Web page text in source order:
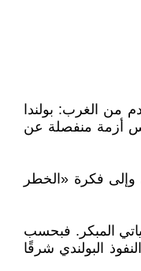
«التهديد القادم من الغرب: بولندا
ليس أزمة منفصلة عن
وإلى فكرة «الخطر
السوفياتي المبكر. فبحسب
البولندي شرقًا